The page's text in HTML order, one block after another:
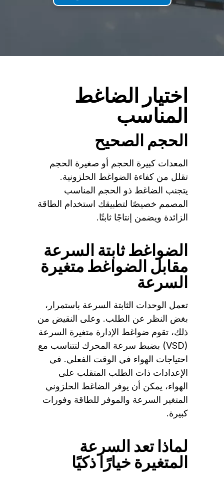
اختيار الضاغط
المناسب
الحجم الصحيح
المعدات كبيرة الحجم أو صغيرة الحجم
تقلل من كفاءة الضواغط الحلزونية.
يتجنب الضاغط ذو الحجم المناسب
المصمم خصيصًا لتطبيقك استخدام الطاقة
الزائدة ويضمن إنتاجًا ثابتًا.
الضواغط ثابتة السرعة
مقابل الضواغط متغيرة
السرعة
تعمل الوحدات الثابتة السرعة باستمرار،
بغض النظر عن الطلب. وعلى النقيض من
ذلك، تقوم ضواغط الإدارة متغيرة السرعة
(VSD) بضبط سرعة المحرك لتتناسب مع
احتياجات الهواء في الوقت الفعلي. في
الإعدادات ذات الطلب المتقلب على
الهواء، يمكن أن يوفر الضاغط الحلزوني
المتغير السرعة والموفر للطاقة وفورات
كبيرة.
لماذا تعد السرعة
المتغيرة خيارًا ذكيًا